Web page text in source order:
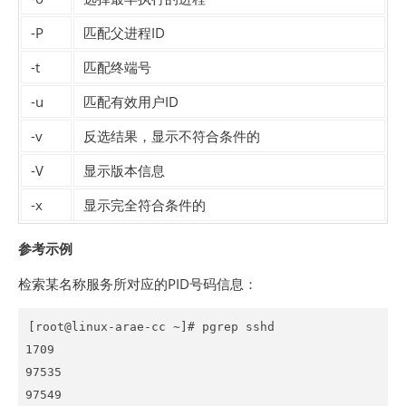
-P
匹配父进程ID
-t
匹配终端号
-u
匹配有效用户ID
-v
反选结果，显示不符合条件的
-V
显示版本信息
-x
显示完全符合条件的
参考示例
检索某名称服务所对应的PID号码信息：
[root@linux-arae-cc ~]# pgrep sshd
1709
97535
97549